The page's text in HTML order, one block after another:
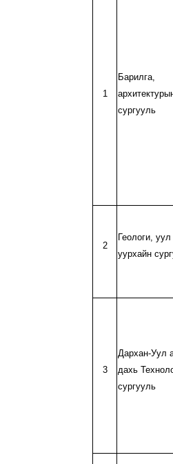
1
Барилга,
сургууль
2
Геологи, уул
уурхайн
3
Дархан-Уул
дахь
сургууль